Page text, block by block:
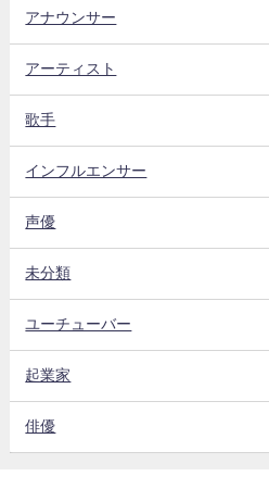
アナウンサー
アーティスト
歌手
インフルエンサー
声優
未分類
ユーチューバー
起業家
俳優